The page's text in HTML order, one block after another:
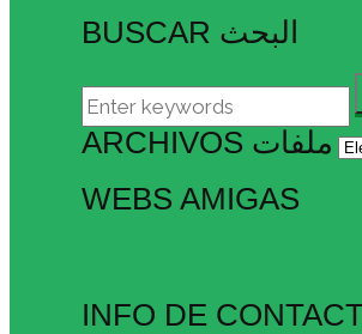
BUSCAR البحث
ARCHIVOS ملفات
WEBS AMIGAS
INFO DE